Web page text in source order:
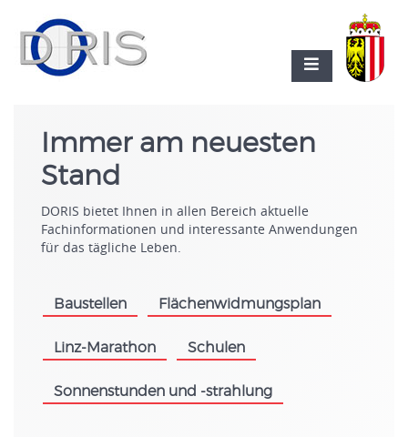
Immer am neuesten
Stand
DORIS bietet Ihnen in allen Bereich aktuelle
Fachinformationen und interessante Anwendungen
für das tägliche Leben.
Baustellen Flächenwidmungsplan
Linz-Marathon Schulen
Sonnenstunden und -strahlung